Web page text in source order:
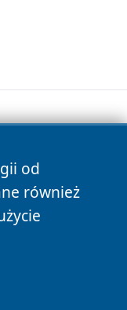
od
również